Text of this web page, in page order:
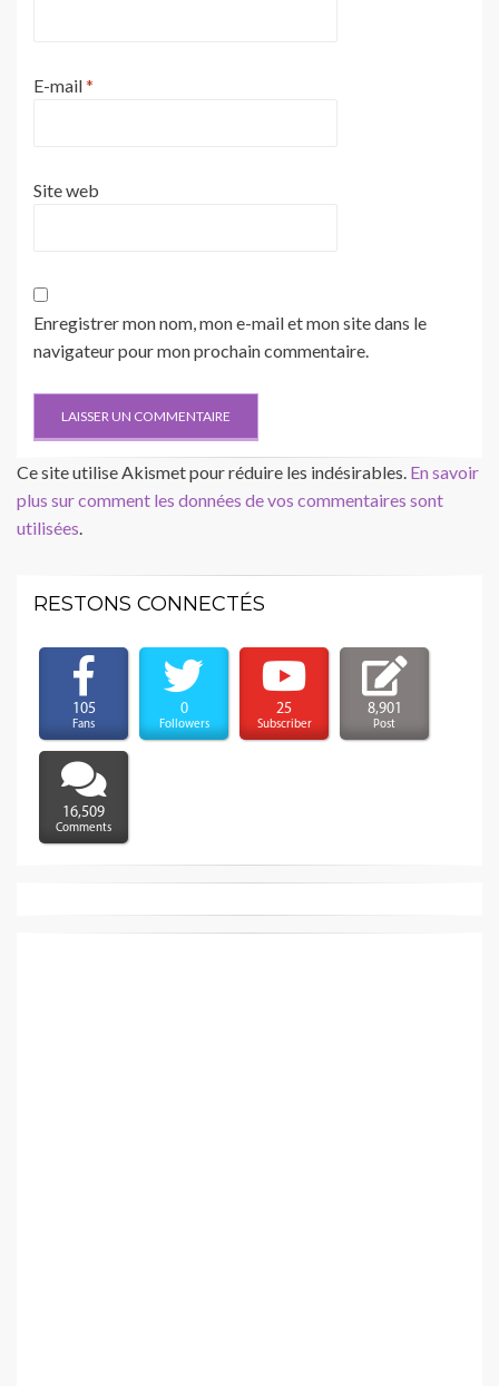
E-mail*
Site web
Enregistrer mon nom, mon e-mail et mon site dans le
navigateur pour mon prochain commentaire.
Ce site utilise Akismet pour réduire les indésirables. En savoir
plus sur comment les données de vos commentaires sont
utilisées.
RESTONS CONNECTÉS
105
Fans
0
Followers
25
Subscriber
8,901
Post
16,509
Comments